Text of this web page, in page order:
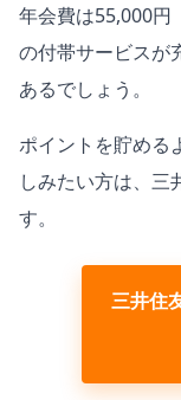
年会費は55,000円
の付帯サービスが
あるでしょう。
ポイントを貯める
しみたい方は、三
す。
三井住